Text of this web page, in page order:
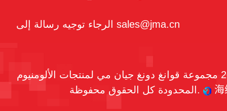
الرجاء توجيه رسالة إلى sales@jma.cn
حقوق النشر © 2026 مجموعة قوانغ دونغ جيان مي لمنتجات الألومنيوم
المحدودة كل الحقوق محفوظة.
海